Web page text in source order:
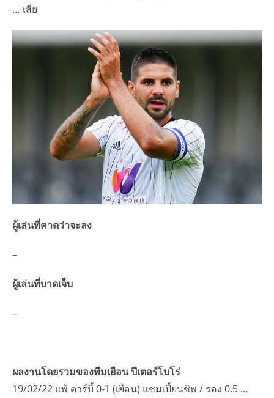
… เสีย
ผู้เล่นที่คาดว่าจะลง
–
ผู้เล่นที่บาดเจ็บ
–
ผลงานโดยรวมของทีมเยือน ปีเตอร์โบโร่
19/02/22 แพ้ ดาร์บี้ 0-1 (เยือน) แชมเปี้ยนชิพ / รอง 0.5 …